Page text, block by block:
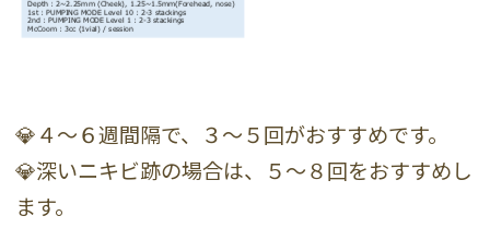
💎４〜６週間隔で、３〜５回がおすすめです。
💎深いニキビ跡の場合は、５〜８回をおすすめし
ます。